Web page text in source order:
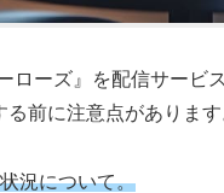
ローズ』を配信サービ
前に注意点があります
況について。